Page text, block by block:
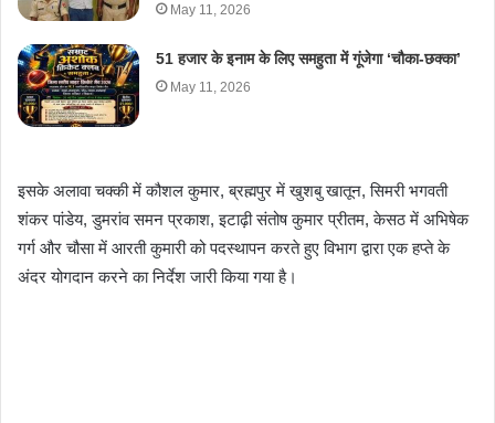
May 11, 2026
51 हजार के इनाम के लिए समहुता में गूंजेगा ‘चौका-छक्का’
May 11, 2026
इसके अलावा चक्की में कौशल कुमार, ब्रह्मपुर में खुशबु खातून, सिमरी भगवती
शंकर पांडेय, डुमरांव समन प्रकाश, इटाढ़ी संतोष कुमार प्रीतम, केसठ में अभिषेक
गर्ग और चौसा में आरती कुमारी को पदस्थापन करते हुए विभाग द्वारा एक हप्ते के
अंदर योगदान करने का निर्देश जारी किया गया है।